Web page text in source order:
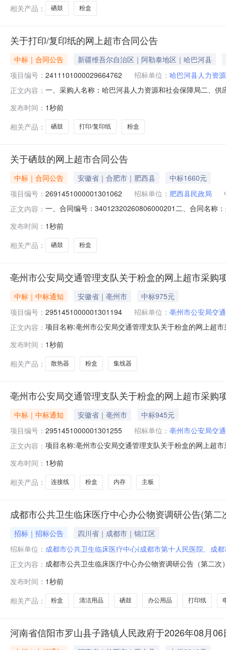
相关产品：
硒鼓 粉盒
关于打印/复印纸的网上超市合同公告
中标｜合同公告
新疆维吾尔自治区｜阿勒泰地区｜哈巴河县
项目编号： 2411101000029664762 招标单位： 哈巴河县人力资
正文内容： 一、采购人名称：哈巴河县人力资源和社会保障局二、
80GA3复印纸得力/deliZF513箱10.0011411402得力
发布时间： 1秒前
相关产品：
硒鼓 打印/复印纸 粉盒
关于硒鼓的网上超市合同公告
中标｜合同公告 安徽省｜合肥市｜肥西县
中标1660元
项目编号： 2691451000001301062 招标单位： 肥西县民政局
正文内容： 一、合同编号：34012320260806000201二、合同名称
33号1309室联系方式：18949811116六、合同主体信
发布时间： 1秒前
相关产品：
硒鼓 粉盒
亳州市公安局交通管理支队关于粉盒的网上超市采购
中标｜中标通知 安徽省｜亳州市
中标975元
项目编号： 2951451000001301194 招标单位： 亳州市公安局交
正文内容： 项目名称:亳州市公安局交通管理支队关于粉盒的网上超
理支队采购单位地址:亳州市魏武大道606号三、成交信
发布时间： 1秒前
相关产品：
散热器 粉盒 集线器
亳州市公安局交通管理支队关于粉盒的网上超市采购
中标｜中标通知 安徽省｜亳州市
中标945元
项目编号： 2951451000001301255 招标单位： 亳州市公安局交
正文内容： 项目名称:亳州市公安局交通管理支队关于粉盒的网上超
理支队采购单位地址:亳州市魏武大道606号三、成交信
发布时间： 1秒前
相关产品：
连接线 粉盒 内存 主板
成都市公共卫生临床医疗中心办公物资调研公告(第二
招标｜招标公告
四川省｜成都市｜锦江区
招标单位： 成都市公共卫生临床医疗中心(成都市第十人民医院、成
正文内容： 成都市公共卫生临床医疗中心办公物资调研公告（第二
洁用品及日用品附件2：《清洁用品及日用品调研清单》
单》二、报名须具备的条件1.具有独立法人
发布时间： 1秒前
相关产品：
粉盒 清洁用品 硒鼓 办公用品 打印纸
河南省信阳市罗山县子路镇人民政府于2026年08月